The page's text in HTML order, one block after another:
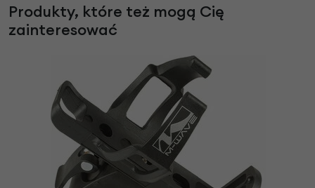
Produkty, które też mogą Cię
zainteresować